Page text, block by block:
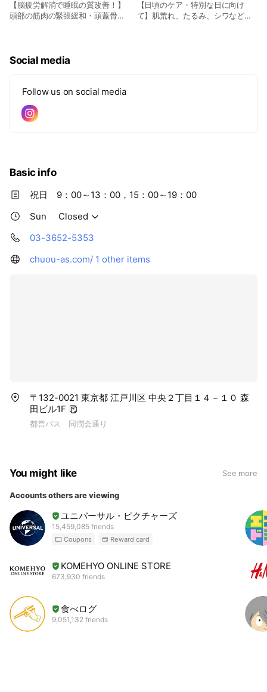
【脳疲労解消で睡眠の質改善！】
頭部の筋肉の緊張緩和・頭蓋骨の
脳が疲れている可能性があるの
【日頃のケア・特別な日に向け
て】肌荒れ、たるみ、シワなどで
Social media
Follow us on social media
Basic info
祝日 9：00～13：00，15：00～19：00
Sun
Closed
03-3652-5353
chuou-as.com/ 1 other items
〒132-0021 東京都 江戸川区 中央２丁目１４－１０ 森
田ビル1F
都営バス 同潤会通り
You might like See more
Accounts others are viewing
ユニバーサル・ピクチャーズ
15,459,085 friends
Coupons Reward card
KOMEHYO ONLINE STORE
673,930 friends
食べログ
9,051,132 friends